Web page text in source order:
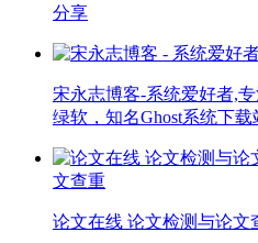
分享
宋永志博客-系统爱好者,
绿软，知名Ghost系统下载
文查重
论文在线 论文检测与论文